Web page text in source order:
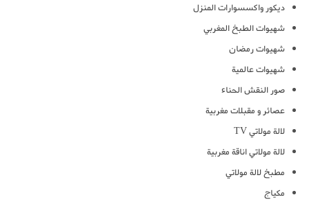
ديكور واكسسوارات المنزل
شهيوات الطبخ المغربي
شهيوات رمضان
شهيوات عالمية
صور النقش الحناء
عصائر و مقبلات مغربية
لالة مولاتي TV
لالة مولاتي اناقة مغربية
مطبخ لالة مولاتي
مكياج